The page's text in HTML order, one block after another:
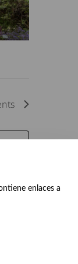
enlaces a